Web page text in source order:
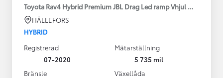
Toyota Rav4 Hybrid Premium JBL Drag Led ramp Vhjul motorv
HÄLLEFORS
HYBRID
Registrerad
07-2020
Mätarställning
5 735 mil
Bränsle
Växellåda